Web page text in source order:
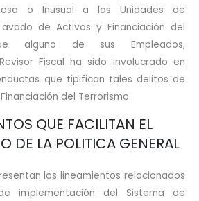
o Inusual a las Unidades de
de Activos y Financiación del
alguno de sus Empleados,
Fiscal ha sido involucrado en
que tipifican tales delitos de
del Terrorismo.
QUE FACILITAN EL
DE LA POLITICA GENERAL
los lineamientos relacionados
implementación del Sistema de